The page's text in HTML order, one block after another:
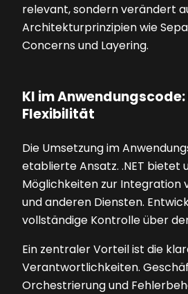
relevant, sondern verändert
Architekturprinzipien wie
Concerns und Layering.
KI im
Flexibilität
Die Umsetzung im
etablierte Ansatz. .NET bietet
Möglichkeiten zur Integration
und anderen Diensten.
vollständige Kontrolle über
Ein zentraler Vorteil ist die
Verantwortlichkeiten.
Orchestrierung und